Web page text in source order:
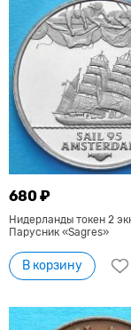
680 ₽
Нидерланды токен 2
Парусник «Sagres»
В корзину